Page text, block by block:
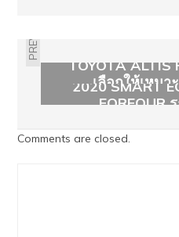
PREVIOUS
TOYOTA ALTIS
เลือกให้เหม
2020 SMART
FORFOUR
Comments are closed.